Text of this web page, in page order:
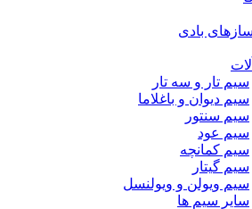
بادی
سیم تار و سه تار
سیم دیوان و باغلاما
سیم سنتور
سیم عود
سیم کمانچه
سیم گیتار
سیم ویولن و ویولنسل
سایر سیم ها